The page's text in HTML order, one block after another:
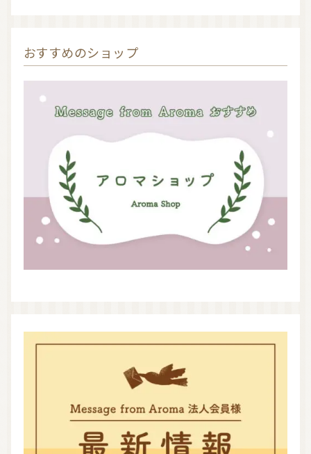
おすすめのショップ